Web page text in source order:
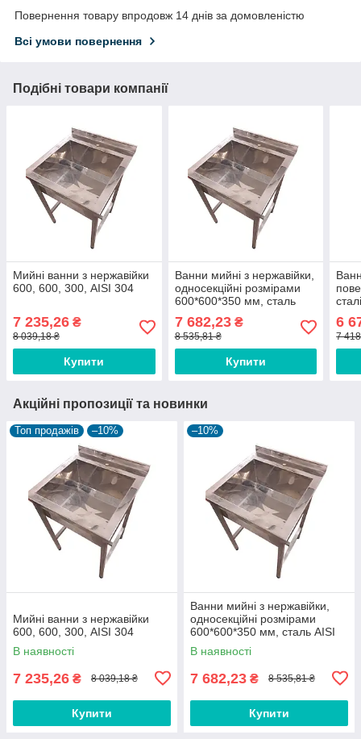
Повернення товару впродовж 14 днів за домовленістю
Всі умови повернення
Подібні товари компанії
Мийні ванни з нержавійки
600, 600, 300, AISI 304
7 235,26 ₴
8 039,18 ₴
Купити
Ванни мийні з нержавійки,
односекційні розмірами
600*600*350 мм, сталь
7 682,23₴
8 535,81 ₴
Купити
AISI
6
7
Акційні пропозиції та новинки
Топ продажів –10%
Мийні ванни з нержавійки
600, 600, 300, AISI 304
В наявності
7 235,26 ₴ 8 039,18 ₴
Купити
–10%
Ванни мийні з нержавійки,
односекційні розмірами
600*600*350 мм, сталь AISI
304
В наявності
7 682,23 ₴ 8 535,81 ₴
Купити